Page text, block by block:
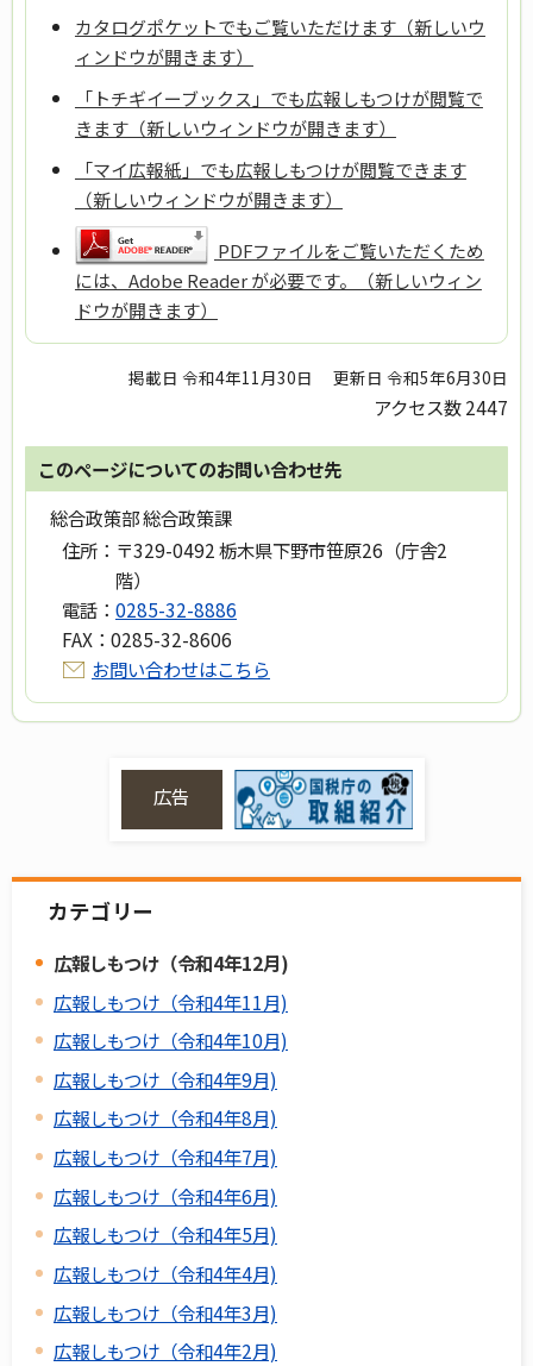
カタログポケットでもご覧いただけます（新しいウ
ィンドウが開きます）
「トチギイーブックス」でも広報しもつけが閲覧で
きます（新しいウィンドウが開きます）
「マイ広報紙」でも広報しもつけが閲覧できます
（新しいウィンドウが開きます）
PDFファイルをご覧いただくため
には、Adobe Reader が必要です。（新しいウィン
ドウが開きます）
掲載日 令和4年11月30日 更新日 令和5年6月30日
アクセス数2447
このページについてのお問い合わせ先
総合政策部 総合政策課
住所： 〒329-0492 栃木県下野市笹原26（庁舎2
階）
電話： 0285-32-8886
FAX： 0285-32-8606
お問い合わせはこちら
広告
カテゴリー
広報しもつけ（令和4年12月)
広報しもつけ（令和4年11月)
広報しもつけ（令和4年10月)
広報しもつけ（令和4年9月)
広報しもつけ（令和4年8月)
広報しもつけ（令和4年7月)
広報しもつけ（令和4年6月)
広報しもつけ（令和4年5月)
広報しもつけ（令和4年4月)
広報しもつけ（令和4年3月)
広報しもつけ（令和4年2月)